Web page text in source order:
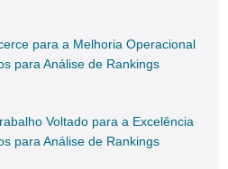
para a Melhoria Operacional
para Análise de Rankings
Voltado para a Excelência
para Análise de Rankings